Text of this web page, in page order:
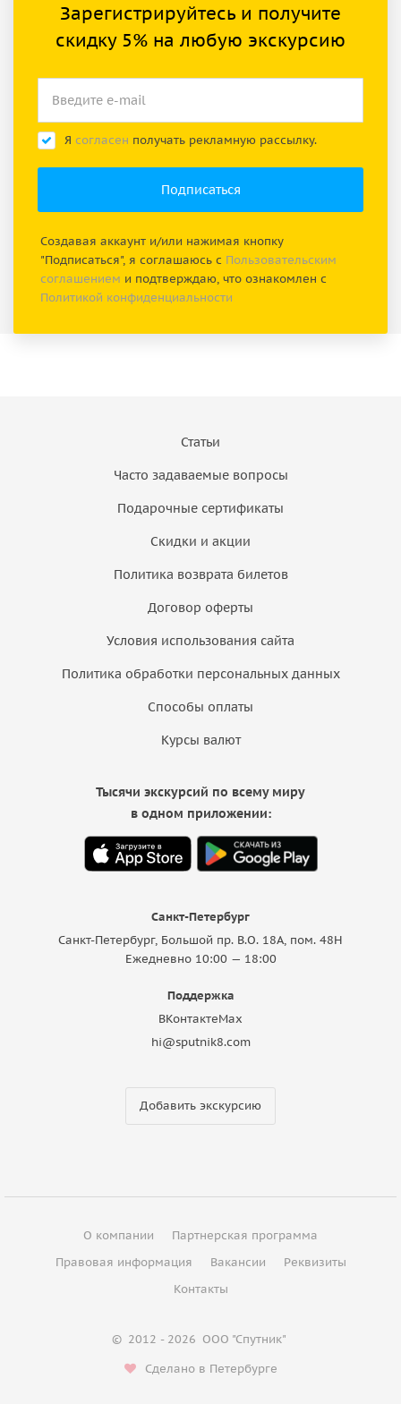
Зарегистрируйтесь и получите
скидку 5% на любую экскурсию
Я согласен получать рекламную рассылку.
Создавая аккаунт и/или нажимая кнопку
"Подписаться", я соглашаюсь с Пользовательским
соглашением и подтверждаю, что ознакомлен с
Политикой конфиденциальности
Статьи
Часто задаваемые вопросы
Подарочные сертификаты
Скидки и акции
Политика возврата билетов
Договор оферты
Условия использования сайта
Политика обработки персональных данных
Способы оплаты
Курсы валют
Санкт-Петербург
Санкт-Петербург, Большой пр. В.О. 18A, пом. 48Н
Ежедневно 10:00 — 18:00
Поддержка
ВКонтактеMax
hi@sputnik8.com
Добавить экскурсию
Тысячи экскурсий по всему миру
в одном приложении:
О компании
Партнерская программа
Правовая информация
Вакансии
Реквизиты
Контакты
© 2012 - 2026 ООО "Спутник"
Сделано в Петербурге